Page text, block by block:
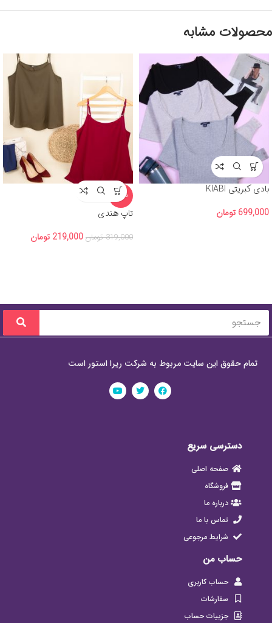
محصولات مشابه
بادی کبریتی KIABI
699,000 تومان
-31%
تاپ هندی
319,000 تومان 219,000 تومان
تمام حقوق این سایت مربوط به شرکت ریرا استور است
دسترسی سریع
صفحه اصلی
فروشگاه
درباره ما
تماس با ما
شرایط مرجوعی
حساب من
حساب کاربری
سفارشات
جزییات حساب